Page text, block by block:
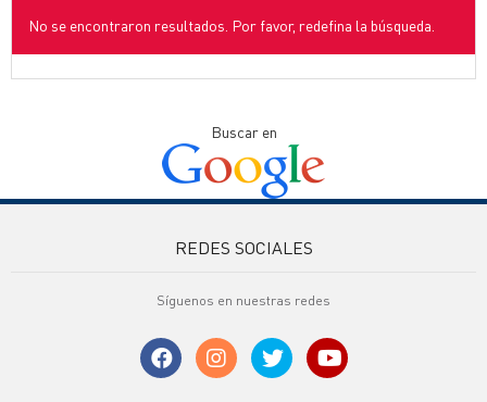
No se encontraron resultados. Por favor, redefina la búsqueda.
Buscar en
REDES SOCIALES
Síguenos en nuestras redes